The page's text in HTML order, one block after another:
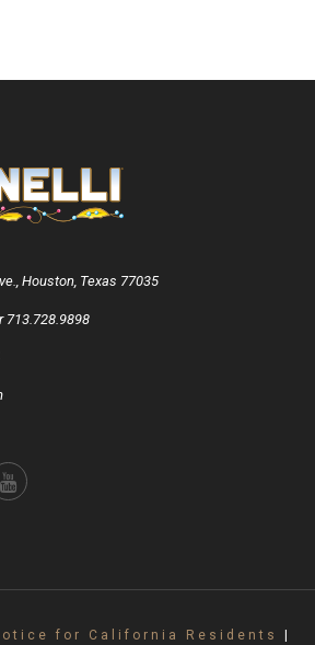
Houston, Texas 77035
713.728.9898
for California Residents |